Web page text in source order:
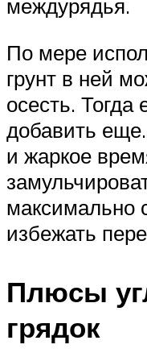
междурядья.
По мере
грунт в ней
осесть. Тогда
добавить
и жаркое
максимально
избежать
Плюсы
грядок